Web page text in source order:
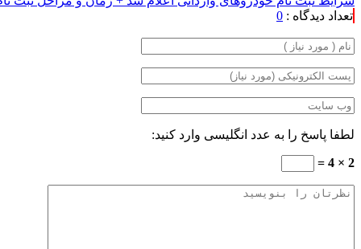
تعداد دیدگاه : 0
لطفا پاسخ را به عدد انگلیسی وارد کنید:
2 × 4 =